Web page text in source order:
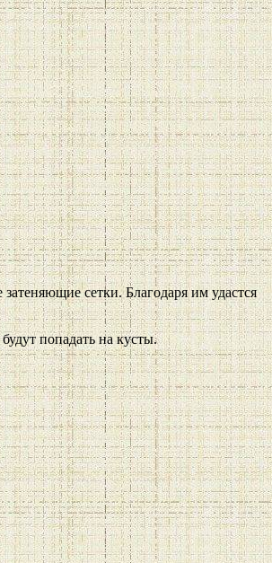
сетки. Благодаря им удастся
попадать на кусты.